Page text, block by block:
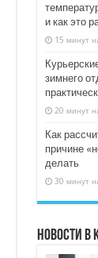
и как это
15 минут
зимнего
20 минут
Как
причине
делать
30 минут
Новости в